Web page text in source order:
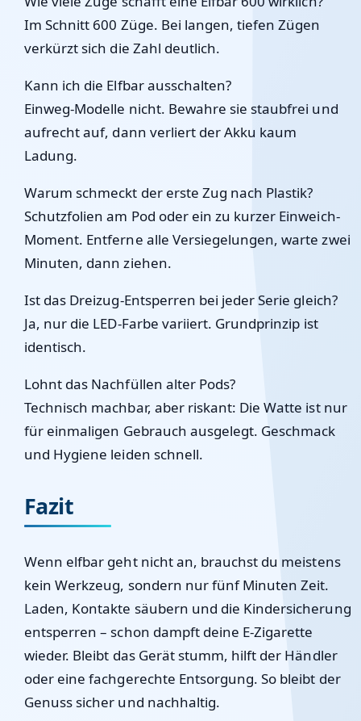
Im Schnitt 600 Züge. Bei langen, tiefen Zügen
verkürzt sich die Zahl deutlich.
Kann ich die Elfbar ausschalten?
Einweg-Modelle nicht. Bewahre sie staubfrei und
aufrecht auf, dann verliert der Akku kaum
Ladung.
Warum schmeckt der erste Zug nach Plastik?
Schutzfolien am Pod oder ein zu kurzer Einweich-
Moment. Entferne alle Versiegelungen, warte zwei
Minuten, dann ziehen.
Ist das Dreizug-Entsperren bei jeder Serie gleich?
Ja, nur die LED-Farbe variiert. Grundprinzip ist
identisch.
Lohnt das Nachfüllen alter Pods?
Technisch machbar, aber riskant: Die Watte ist nur
für einmaligen Gebrauch ausgelegt. Geschmack
und Hygiene leiden schnell.
Fazit
Wenn elfbar geht nicht an, brauchst du meistens
kein Werkzeug, sondern nur fünf Minuten Zeit.
Laden, Kontakte säubern und die Kindersicherung
entsperren – schon dampft deine E-Zigarette
wieder. Bleibt das Gerät stumm, hilft der Händler
oder eine fachgerechte Entsorgung. So bleibt der
Genuss sicher und nachhaltig.